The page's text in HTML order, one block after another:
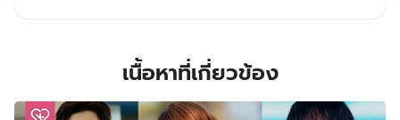
เนื้อหาที่เกี่ยวข้อง